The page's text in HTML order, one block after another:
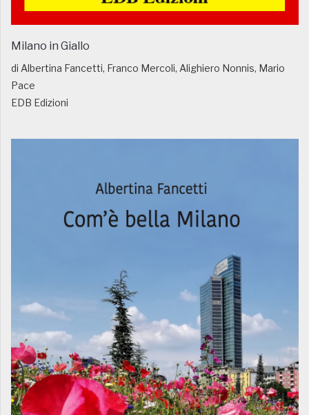
Milano in Giallo
di Albertina Fancetti, Franco Mercoli, Alighiero Nonnis, Mario
Pace
EDB Edizioni